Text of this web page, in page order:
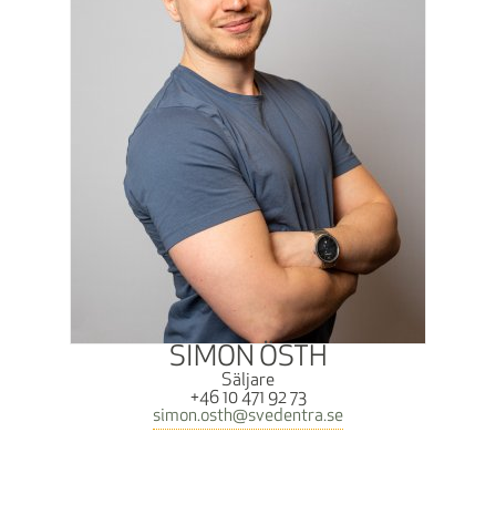
SIMON ÖSTH
Säljare
+46 10 471 92 73
simon.osth@svedentra.se